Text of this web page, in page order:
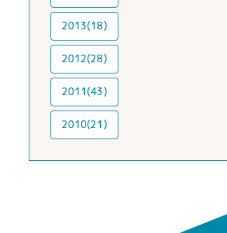
2013(18)
2012(28)
2011(43)
2010(21)